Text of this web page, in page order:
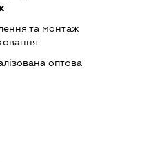
та монтаж
оптова